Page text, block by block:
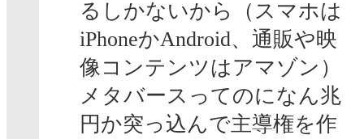
るしかないから（スマホは
iPhoneかAndroid、通販や映
像コンテンツはアマゾン）
メタバースってのになん兆
円か突っ込んで主導権を作